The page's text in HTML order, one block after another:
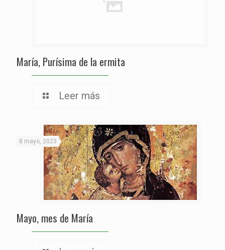
María, Purísima de la ermita
Leer más
8 mayo, 2023
Mayo, mes de María